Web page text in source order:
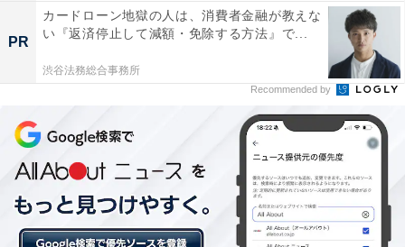
PR
カードローン地獄の人は、消費者金融が教えな
い『返済停止して減額・免除する方法』で...
渋谷法務総合事務所
Recommended by